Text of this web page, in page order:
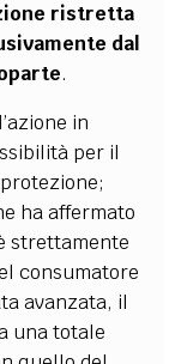
ristretta
dal
.
in
per il
ha affermato
strettamente
consumatore
avanzata, il
una totale